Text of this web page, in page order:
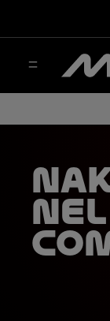
nel